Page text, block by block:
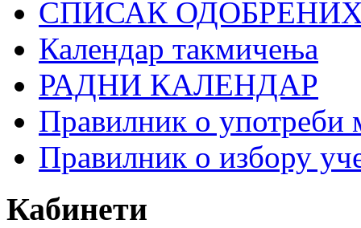
СПИСАК
Календар такмичења
РАДНИ КАЛЕНДАР
Правилник о употреби
Правилник о избору
Кабинети